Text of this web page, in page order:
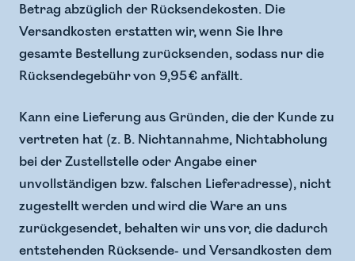
Betrag abzüglich der Rücksendekosten. Die
Versandkosten erstatten wir, wenn Sie Ihre
gesamte Bestellung zurücksenden, sodass nur die
Rücksendegebühr von 9,95 € anfällt.
Kann eine Lieferung aus Gründen, die der Kunde zu
vertreten hat (z. B. Nichtannahme, Nichtabholung
bei der Zustellstelle oder Angabe einer
unvollständigen bzw. falschen Lieferadresse), nicht
zugestellt werden und wird die Ware an uns
zurückgesendet, behalten wir uns vor, die dadurch
entstehenden Rücksende- und Versandkosten dem